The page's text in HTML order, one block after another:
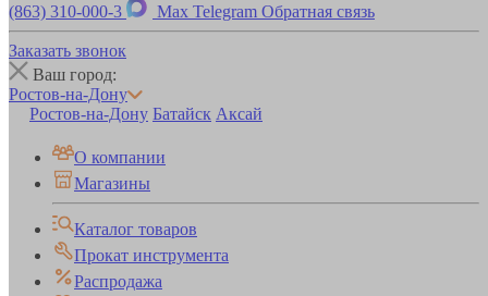
(863) 310-000-3 Max Telegram Обратная связь
Заказать звонок
Ваш город:
Ростов-на-Дону
Ростов-на-Дону Батайск Аксай
О компании
Магазины
Каталог товаров
Прокат инструмента
Распродажа